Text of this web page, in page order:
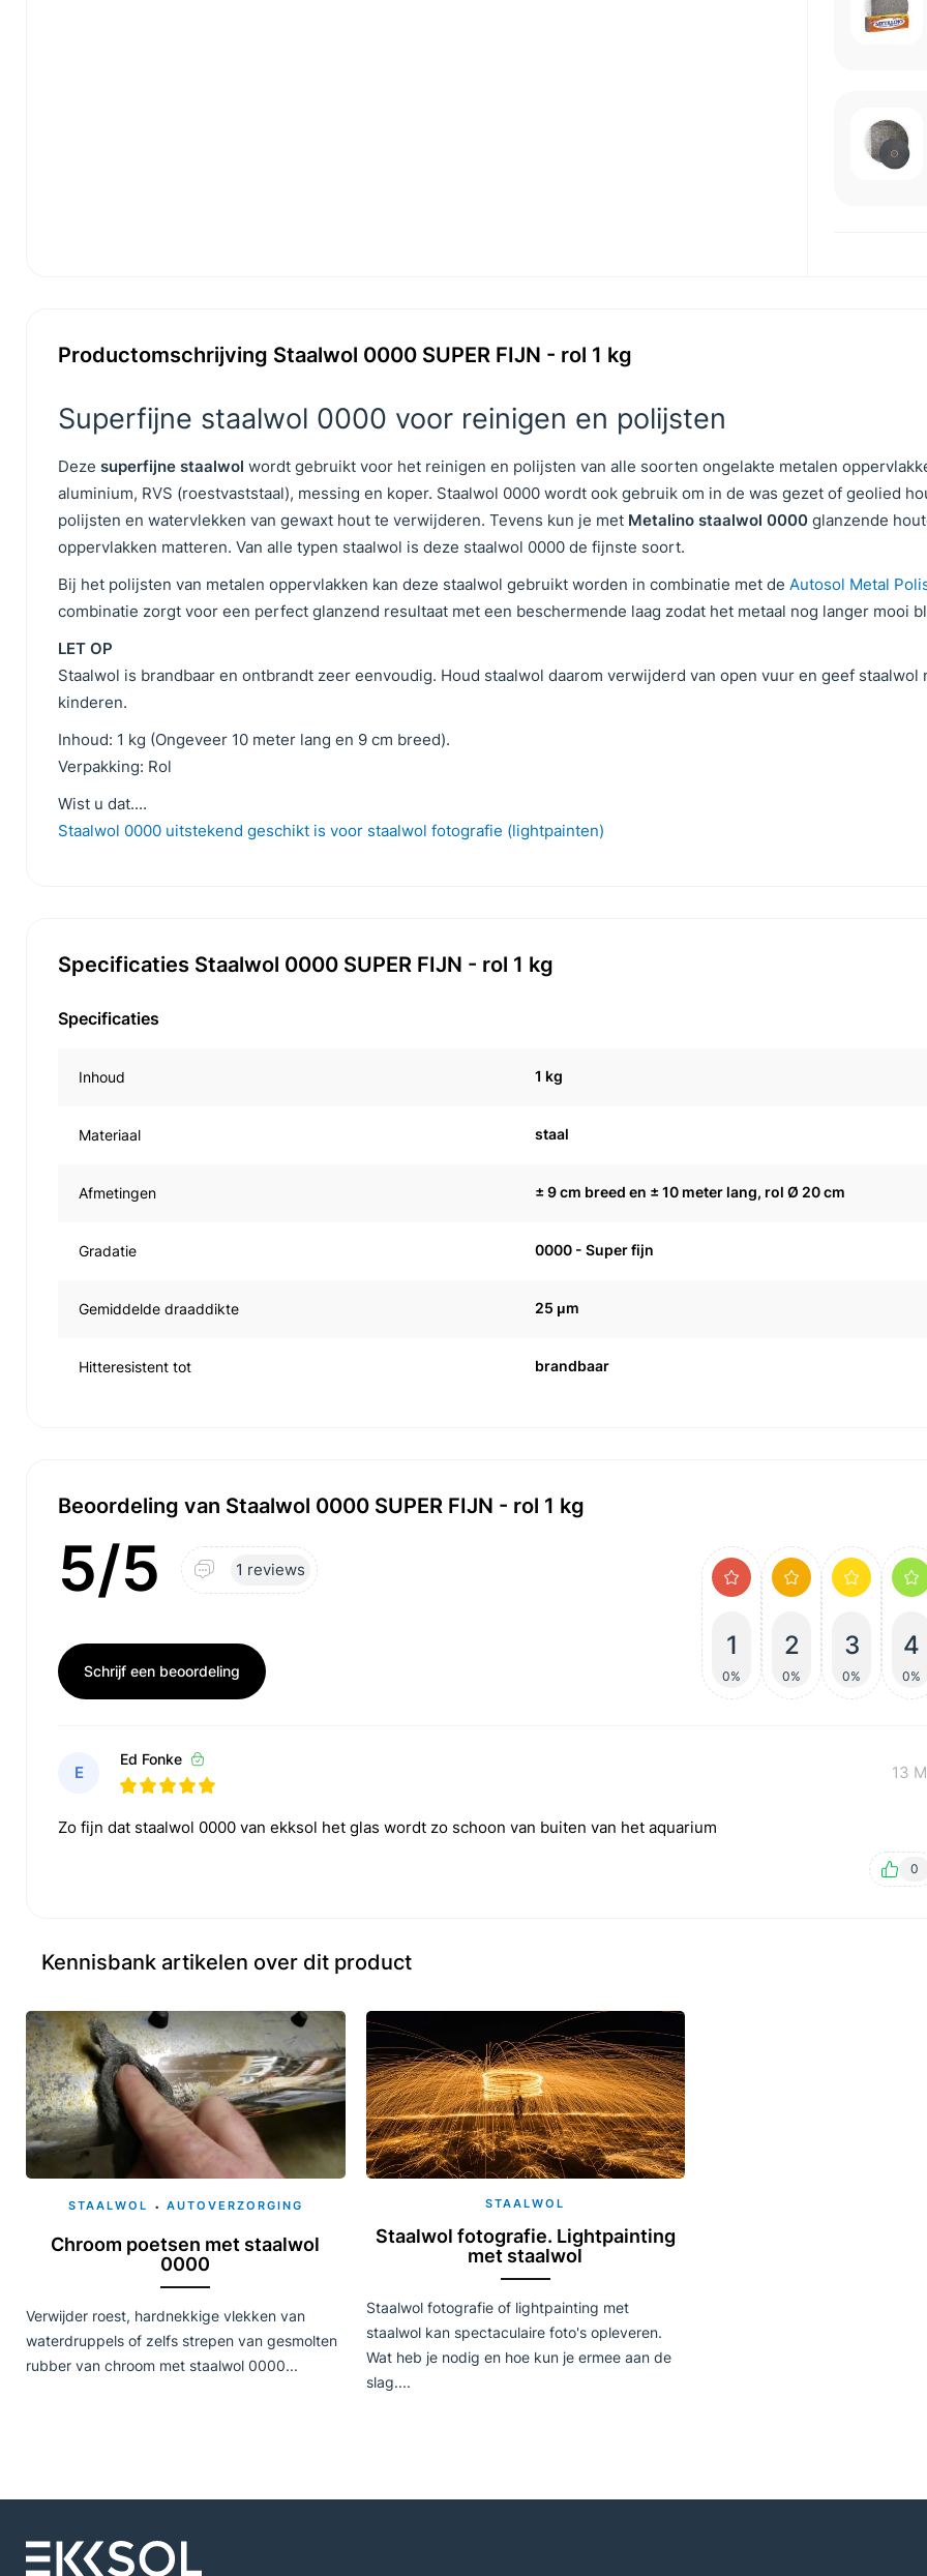
Productomschrijving Staalwol 0000 SUPER FIJN - rol 1 kg
Superfijne staalwol 0000 voor reinigen en polijsten
Deze superfijne staalwol wordt gebruikt voor het reinigen en polijsten van alle soorten ongelakte metalen
aluminium, RVS (roestvaststaal), messing en koper. Staalwol 0000 wordt ook gebruik om in de was gezet of geolied
polijsten en watervlekken van gewaxt hout te verwijderen. Tevens kun je met Metalino staalwol 0000 glanzende
oppervlakken matteren. Van alle typen staalwol is deze staalwol 0000 de fijnste soort.
Bij het polijsten van metalen oppervlakken kan deze staalwol gebruikt worden in combinatie met de Autosol Metal
combinatie zorgt voor een perfect glanzend resultaat met een beschermende laag zodat het metaal nog langer mooi
LET OP
Staalwol is brandbaar en ontbrandt zeer eenvoudig. Houd staalwol daarom verwijderd van open vuur en geef staalwol
kinderen.
Inhoud: 1 kg (Ongeveer 10 meter lang en 9 cm breed).
Verpakking: Rol
Wist u dat....
Staalwol 0000 uitstekend geschikt is voor staalwol fotografie (lightpainten)
Specificaties Staalwol 0000 SUPER FIJN - rol 1 kg
Specificaties
Inhoud 1 kg
Materiaal staal
Afmetingen ± 9 cm breed en ± 10 meter lang, rol Ø 20 cm
Gradatie 0000 - Super fijn
Gemiddelde draaddikte 25 μm
Hitteresistent tot brandbaar
Beoordeling van Staalwol 0000 SUPER FIJN - rol 1 kg
5/5 1 reviews
Schrijf een beoordeling
1
0%
2
0%
3
0%
4
0%
E
Ed Fonke
13
Zo fijn dat staalwol 0000 van ekksol het glas wordt zo schoon van buiten van het aquarium
0
Kennisbank artikelen over dit product
STAALWOL AUTOVERZORGING
Chroom poetsen met staalwol
0000
Verwijder roest, hardnekkige vlekken van
waterdruppels of zelfs strepen van gesmolten
rubber van chroom met staalwol 0000...
STAALWOL
Staalwol fotografie. Lightpainting
met staalwol
Staalwol fotografie of lightpainting met
staalwol kan spectaculaire foto's opleveren.
Wat heb je nodig en hoe kun je ermee aan de
slag....